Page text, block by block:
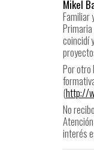
Mikel
Familiar
coincidí
Por otro
(http://
No
interés